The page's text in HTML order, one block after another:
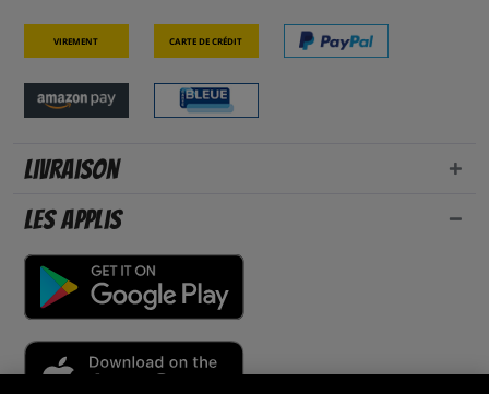
Virement Carte de crédit
Livraison
Les applis